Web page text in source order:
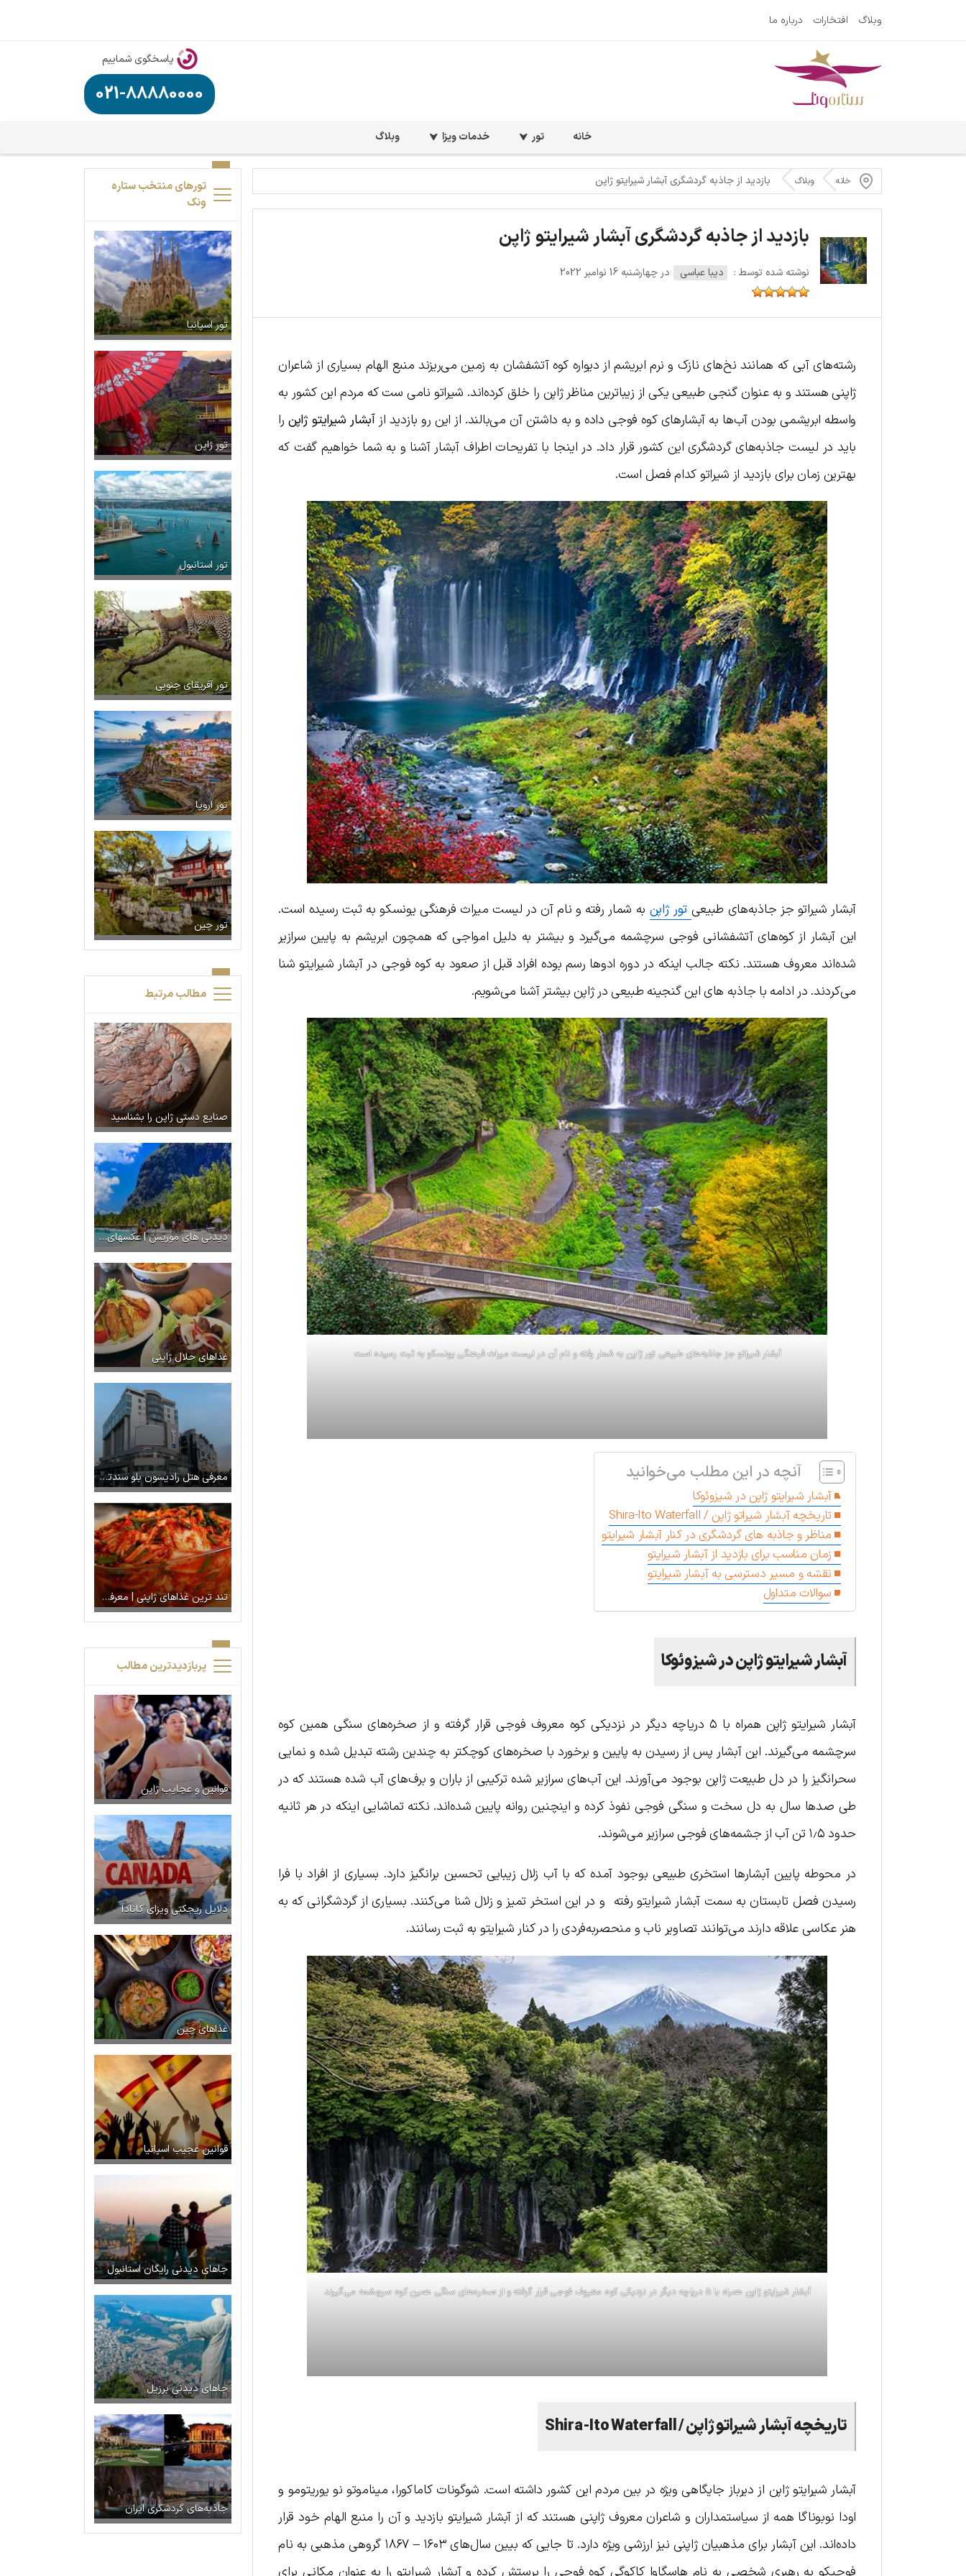
وبلاگ افتخارات درباره ما
پاسخگوی شماییم
021-88880000
خانه تور خدمات ویزا وبلاگ
خانه وبلاگ بازدید از جاذبه گردشگری آبشار شیرایتو ژاپن
بازدید از جاذبه گردشگری آبشار شیرایتو ژاپن
نوشته شده توسط : دیبا عباسی در چهارشنبه 16 نوامبر 2022
رشته‌های آبی که همانند نخ‌های نازک و نرم ابریشم از دیواره کوه آتشفشان به زمین می‌ریزند منبع الهام بسیاری از شاعران
ژاپنی هستند و به عنوان گنجی طبیعی یکی از زیباترین مناظر ژاپن را خلق کرده‌اند. شیراتو نامی ست که مردم این کشور به
واسطه ابریشمی بودن آب‌ها به آبشارهای کوه فوجی داده و به داشتن آن می‌بالند. از این رو بازدید ازآبشار شیرایتو ژاپنرا
باید در لیست جاذبه‌های گردشگری این کشور قرار داد. در اینجا با تفریحات اطراف آبشار آشنا و به شما خواهیم گفت که
بهترین زمان برای بازدید از شیراتو کدام فصل است.
آبشار شیراتو جز جاذبه‌های طبیعی تور ژاپن به شمار رفته و نام آن در لیست میراث فرهنگی یونسکو به ثبت رسیده است.
این آبشار از کوه‌های آتشفشانی فوجی سرچشمه می‌گیرد و بیشتر به دلیل امواجی که همچون ابریشم به پایین سرازیر
شده‌اند معروف هستند. نکته جالب اینکه در دوره ادوها رسم بوده افراد قبل از صعود به کوه فوجی در آبشار شیرایتو شنا
می‌کردند. در ادامه با جاذبه های این گنجینه طبیعی در ژاپن بیشتر آشنا می‌شویم.
آبشار شیراتو جز جاذبه‌های طبیعی تور ژاپن به شمار رفته و نام آن در لیست میراث فرهنگی یونسکو به ثبت رسیده است
آنچه در این مطلب می‌خوانید
آبشار شیرایتو ژاپن در شیزوئوکا
تاریخچه آبشار شیر‌اتو ژ‌اپن / Shira-Ito Waterfall
مناظر و جاذبه های گردشگری در کنار آبشار شیرایتو
زمان مناسب برای بازدید از آبشار شیرایتو
نقشه و مسیر دسترسی به آبشار شیرایتو
سوالات متداول
آبشار شیرایتو ژاپن در شیزوئوکا
آبشار شیرایتو ژاپن همراه با ۵ دریاچه دیگر در نزدیکی کوه معروف فوجی قرار گرفته و از صخره‌های سنگی همین کوه
سرچشمه می‌گیرند. این آبشار پس از رسیدن به پایین و برخورد با صخره‌های کوچکتر به چندین رشته تبدیل شده و نمایی
سحرانگیز را در دل طبیعت ژاپن بوجود می‌آورند. این آب‌های سرازیر شده ترکیبی از باران و برف‌های آب شده هستند که در
طی صدها سال به دل سخت و سنگی فوجی نفوذ کرده و اینچنین روانه پایین شده‌اند. نکته تماشایی اینکه در هر ثانیه
حدود ۱٫۵ تن آب از جشمه‌های فوجی سرازیر می‌شوند.
در محوطه پایین آبشارها استخری طبیعی بوجود آمده که با آب زلال زیبایی تحسین برانگیز دارد. بسیاری از افراد با فرا
رسیدن فصل تابستان به سمت آبشار شیرایتو رفته و در این استخر تمیز و زلال شنا می‌کنند. بسیاری از گردشگرانی که به
هنر عکاسی علاقه دارند می‌توانند تصاویر ناب و منحصربه‌فردی را در کنار شیرایتو به ثبت رسانند.
آبشار شیرایتو ژاپن همراه با ۵ دریاچه دیگر در نزدیکی کوه معروف فوجی قرار گرفته و از صخره‌های سنگی همین کوه سرچشمه می‌گیرند
تاریخچه آبشار شیر‌اتو ژ‌اپن / Shira-Ito Waterfall
آبشار شیرایتو ژاپن از دیرباز جایگاهی ویژه در بین مردم این کشور داشته است. شوگونات کاماکورا، میناموتو نو یوریتومو و
اودا نوبوناگا همه از سیاستمداران و شاعران معروف ژاپنی هستند که از آبشار شیرایتو بازدید و آن را منبع الهام خود قرار
داده‌اند. این آبشار برای مذهبیان ژاپنی نیز ارزشی ویژه دارد. تا جایی که بیین سال‌های ۱۶۰۳ – ۱۸۶۷ گروهی مذهبی به نام
تورهای منتخب ستاره
ونک
تور اسپانیا
تور ژاپن
تور استانبول
تور آفریقای جنوبی
تور اروپا
تور چین
مطالب مرتبط
صنایع دستی ژاپن را بشناسید
دیدنی های موریس | عکسهای جزیره موریس
غذاهای حلال ژاپنی
معرفی هتل رادیسون بلو سندتاون ژوهانسبورگ
تند ترین غذاهای ژاپنی | معرفی کامل + تصاویر
پربازدیدترین مطالب
قوانین و عجایب ژاپن
دلایل ریجکتی ویزای کانادا
غذاهای چین
قوانین عجیب اسپانیا
جاهای دیدنی رایگان استانبول
جاهای دیدنی برزیل
جاذبه‌های گردشگری ایران